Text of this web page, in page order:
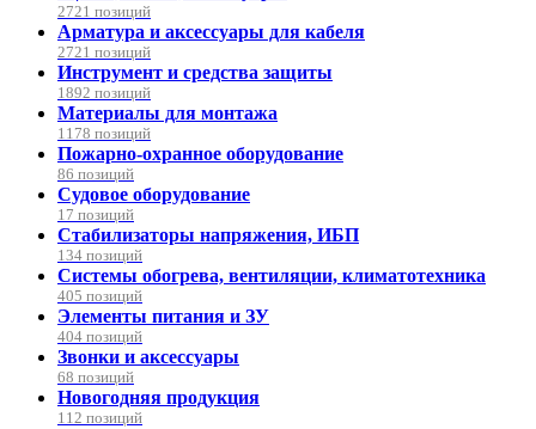
2721 позиций
Арматура и аксессуары для кабеля
2721 позиций
Инструмент и средства защиты
1892 позиций
Материалы для монтажа
1178 позиций
Пожарно-охранное оборудование
86 позиций
Судовое оборудование
17 позиций
Стабилизаторы напряжения, ИБП
134 позиций
Системы обогрева, вентиляции, климатотехника
405 позиций
Элементы питания и ЗУ
404 позиций
Звонки и аксессуары
68 позиций
Новогодняя продукция
112 позиций